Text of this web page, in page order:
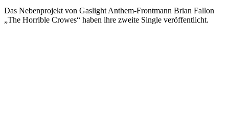
Das Nebenprojekt von Gaslight Anthem-Frontmann Brian Fallon
„The Horrible Crowes“ haben ihre zweite Single veröffentlicht.